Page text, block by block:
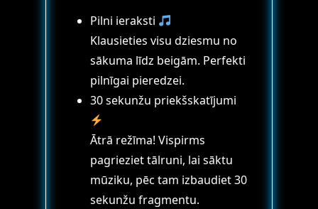
Pilni ieraksti
Klausieties visu dziesmu no
sākuma līdz beigām. Perfekti
pilnīgai pieredzei.
30 sekunžu priekšskatījumi
Ātrā režīma! Vispirms
pagrieziet tālruni, lai sāktu
mūziku, pēc tam izbaudiet 30
sekunžu fragmentu.